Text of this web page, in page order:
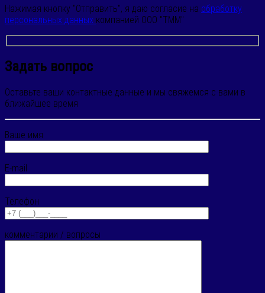
Нажимая кнопку "Отправить", я даю согласие на обработку
персональных данных компанией ООО "ТММ"
Задать вопрос
Оставьте ваши контактные данные и мы свяжемся с вами в
ближайшее время
Ваше имя
E-mail
Телефон
комментарии / вопросы